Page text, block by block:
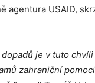
agentura USAID,
je v tuto
zahraniční